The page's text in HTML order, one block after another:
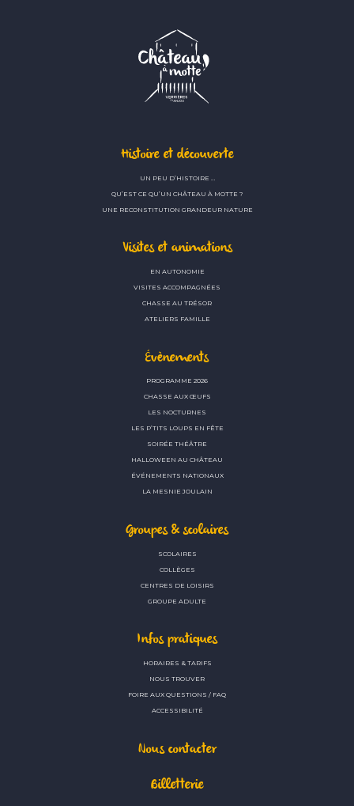
Histoire et découverte
UN PEU D’HISTOIRE …
QU’EST CE QU’UN CHÂTEAU À MOTTE ?
UNE RECONSTITUTION GRANDEUR NATURE
Visites et animations
EN AUTONOMIE
VISITES ACCOMPAGNÉES
CHASSE AU TRÉSOR
ATELIERS FAMILLE
Évènements
PROGRAMME 2026
CHASSE AUX ŒUFS
LES NOCTURNES
LES P’TITS LOUPS EN FÊTE
SOIRÉE THÉÂTRE
HALLOWEEN AU CHÂTEAU
ÉVÉNEMENTS NATIONAUX
LA MESNIE JOULAIN
Groupes & scolaires
SCOLAIRES
COLLÈGES
CENTRES DE LOISIRS
GROUPE ADULTE
Infos pratiques
HORAIRES & TARIFS
NOUS TROUVER
FOIRE AUX QUESTIONS / FAQ
ACCESSIBILITÉ
Nous contacter
Billetterie